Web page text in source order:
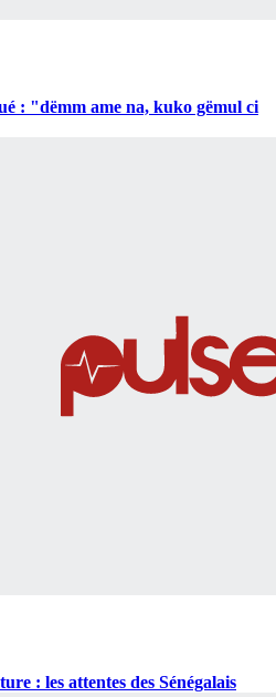
: "dëmm ame na, kuko gëmul ci
: les attentes des Sénégalais